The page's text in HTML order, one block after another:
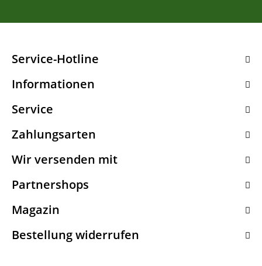
Service-Hotline
Informationen
Service
Zahlungsarten
Wir versenden mit
Partnershops
Magazin
Bestellung widerrufen